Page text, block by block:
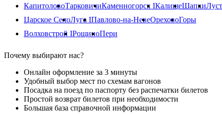
КапитоловоТарковичиКаменногорск IКалищеШапки
Царское СелоЛуга IПавлово-на-НевеОреховоГоры
Волховстрой IРощиноПери
Почему выбирают нас?
Онлайн оформление за 3 минуты
Удобный выбор мест по схемам вагонов
Посадка на поезд по паспорту без распечатки билетов
Простой возврат билетов при необходимости
Большая база справочной информации